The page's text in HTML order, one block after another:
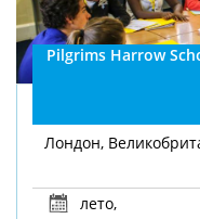
Pilgrims Harrow
Лондон,
лето,